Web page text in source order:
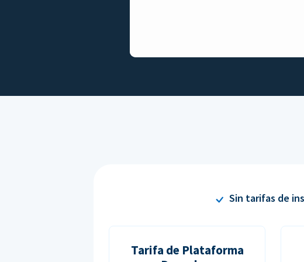
Sin tarifas de
Tarifa de Plataforma